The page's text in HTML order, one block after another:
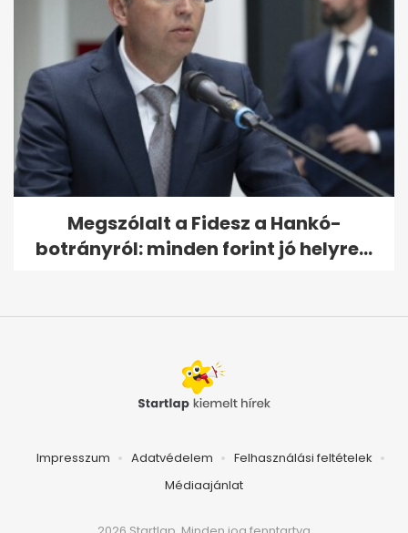
Megszólalt a Fidesz a Hankó-
botrányról: minden forint jó helyre...
Impresszum Adatvédelem
Felhasználási feltételek
Médiaajánlat